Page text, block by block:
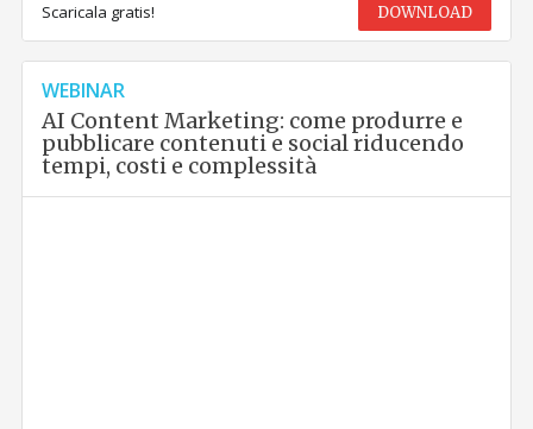
Scaricala gratis! DOWNLOAD
WEBINAR
AI Content Marketing: come produrre e
pubblicare contenuti e social riducendo
tempi, costi e complessità